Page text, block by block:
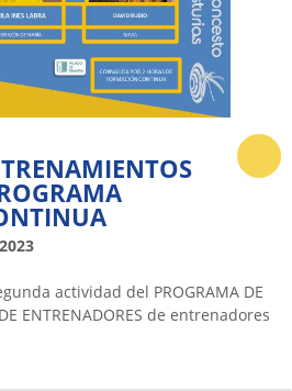
actividad del PROGRAMA DE
ENTRENADORES de entrenadores